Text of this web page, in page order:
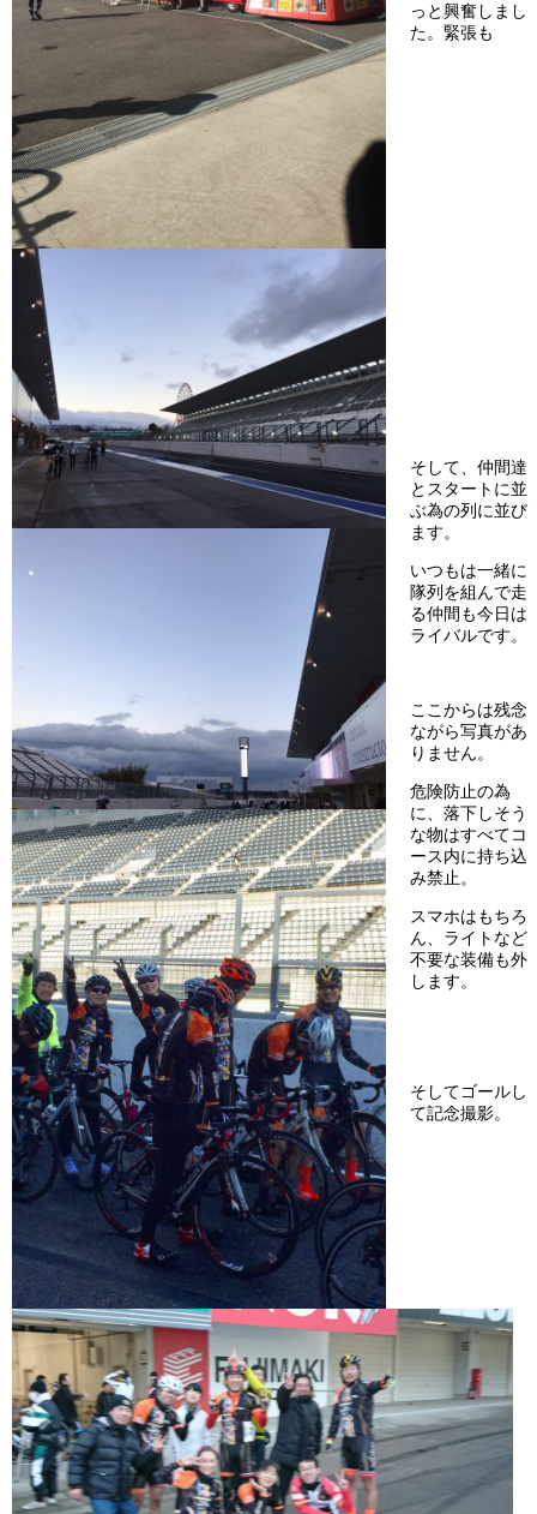
っと興奮しまし
た。緊張も
そして、仲間達
とスタートに並
ぶ為の列に並び
ます。
いつもは一緒に
隊列を組んで走
る仲間も今日は
ライバルです。
ここからは残念
ながら写真があ
りません。
危険防止の為
に、落下しそう
な物はすべてコ
ース内に持ち込
み禁止。
スマホはもちろ
ん、ライトなど
不要な装備も外
します。
そしてゴールし
て記念撮影。